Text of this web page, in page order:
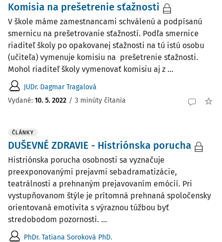
Komisia na prešetrenie sťažnosti
V škole máme zamestnancami schválenú a podpísanú
smernicu na prešetrovanie sťažností. Podľa smernice
riaditeľ školy po opakovanej sťažnosti na tú istú osobu
(učiteľa) vymenuje komisiu na prešetrenie sťažnosti.
Mohol riaditeľ školy vymenovať komisiu aj z ...
JUDr. Dagmar Tragalová
Vydané: 10. 5. 2022 / 3 minúty čítania
ČLÁNKY
DUŠEVNÉ ZDRAVIE - Histriónska porucha
Histriónska porucha osobnosti sa vyznačuje
preexponovanými prejavmi sebadramatizácie,
teatrálnosti a prehnaným prejavovaním emócií. Pri
vystupňovanom štýle je prítomná prehnaná spoločensky
orientovaná emotivita s výraznou túžbou byť
stredobodom pozornosti. ...
PhDr. Tatiana Soroková PhD.